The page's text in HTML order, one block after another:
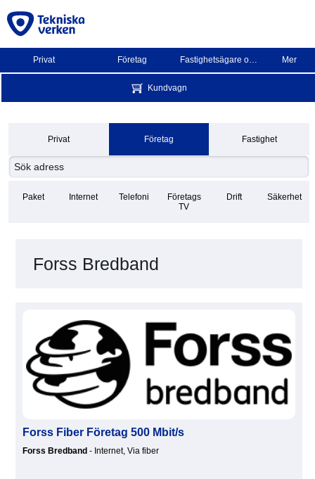
Privat Företag Fastighetsägare och BRF Mer
Kundvagn
Privat Företag Fastighet
Paket Internet Telefoni
Företags
TV
Drift Säkerhet
Forss Bredband
Forss Fiber Företag 500 Mbit/s
Forss Bredband - Internet, Via fiber